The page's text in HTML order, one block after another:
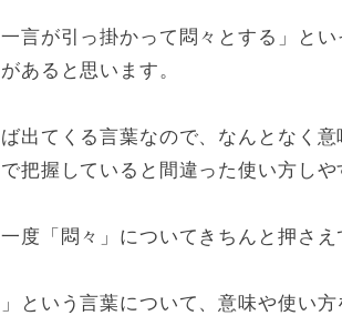
一言が引っ掛かって悶々とする」と
あると思います。
出てくる言葉なので、なんとなく
把握していると間違った使い方し
度「悶々」についてきちんと押さ
という言葉について、意味や使い